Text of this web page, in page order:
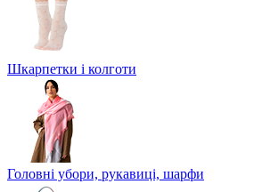
Шкарпетки і колготи
Головні убори, рукавиці, шарфи